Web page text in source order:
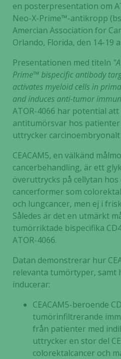
en posterpresentation om
Neo-X-Prime™-antikropp
Amercian Association for
Orlando, Florida, den 14-19
Presentationen med titeln
Prime™ bispecific antibody
activates myeloid cells in
and induces anti-tumor
ATOR-4066 har potential
antitumörsvar hos
uttrycker carcinoembryonalt
CEACAM5, en välkänd
cancerbehandling, är ett
överuttrycks på cellytan
cancerformer som
och lungcancer, men ej i
Således är det en utmärkt
tumörriktade bispecifika
ATOR-4066.
Datan demonstrerar hur
relevanta tumörtyper, samt
inducerar:
CEACAM5-beroende
tumörinfiltrerande
från patienter med
uttrycker en stor del
colorektalcancer och